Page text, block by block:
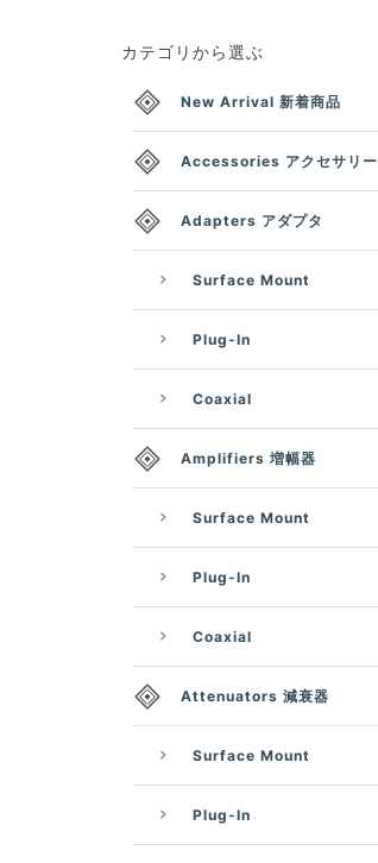
カテゴリから選ぶ
New Arrival 新着商品
Accessories アクセサリー
Adapters アダプタ
Surface Mount
Plug-In
Coaxial
Amplifiers 増幅器
Surface Mount
Plug-In
Coaxial
Attenuators 減衰器
Surface Mount
Plug-In